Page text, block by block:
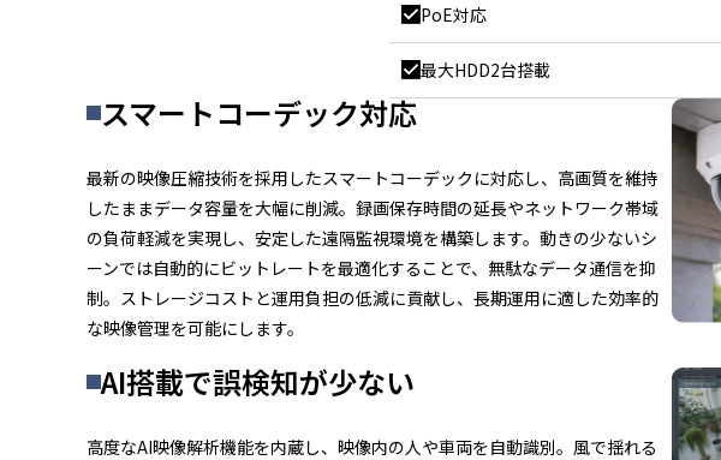
PoE対応
最大HDD2台搭載
スマートコーデック対応
最新の映像圧縮技術を採用したスマートコーデックに対応し、高画質を維持
したままデータ容量を大幅に削減。録画保存時間の延長やネットワーク帯域
の負荷軽減を実現し、安定した遠隔監視環境を構築します。動きの少ないシ
ーンでは自動的にビットレートを最適化することで、無駄なデータ通信を抑
制。ストレージコストと運用負担の低減に貢献し、長期運用に適した効率的
な映像管理を可能にします。
AI搭載で誤検知が少ない
高度なAI映像解析機能を内蔵し、映像内の人や車両を自動識別。風で揺れる